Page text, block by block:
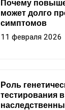
Почему
может долго
симптомов
11 февраля 2026
Роль
тестирования